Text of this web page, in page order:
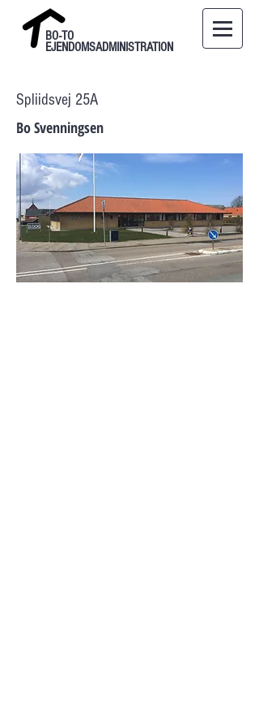
BO-TO
EJENDOMSADMINISTRATION
Spliidsvej 25A
Bo Svenningsen